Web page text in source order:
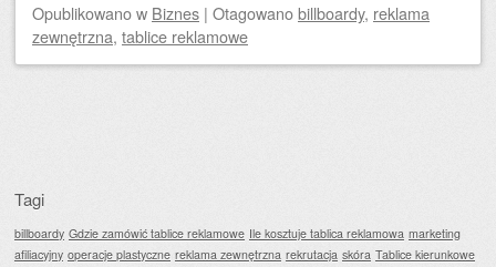
Opublikowanow Biznes | Otagowanobillboardy, reklama
zewnętrzna, tablice reklamowe
Tagi
billboardy Gdzie zamówić tablice reklamowe Ile kosztuje tablica reklamowa marketing
afiliacyjny operacje plastyczne reklama zewnętrzna rekrutacja skóra Tablice kierunkowe